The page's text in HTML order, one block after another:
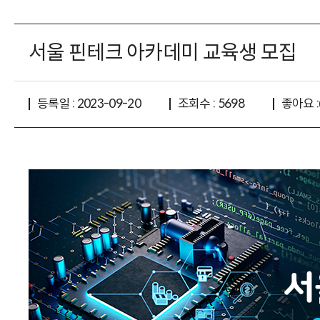
서울 핀테크 아카데미 교육생 모집
등록일 : 2023-09-20 조회수 : 5698 좋아요 :